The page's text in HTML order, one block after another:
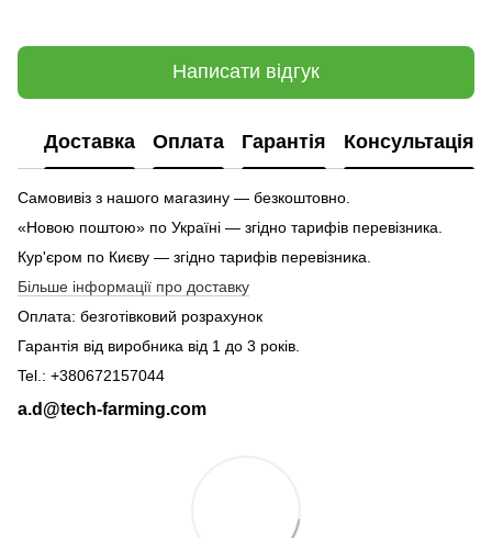
Написати відгук
Доставка Оплата Гарантія Консультація
Самовивіз з нашого магазину — безкоштовно.
«Новою поштою» по Україні — згідно тарифів перевізника.
Кур'єром по Києву — згідно тарифів перевізника.
Більше інформації про доставку
Оплата: безготівковий розрахунок
Гарантія від виробника від 1 до 3 років.
Tel.: +380672157044
a.d@tech-farming.com